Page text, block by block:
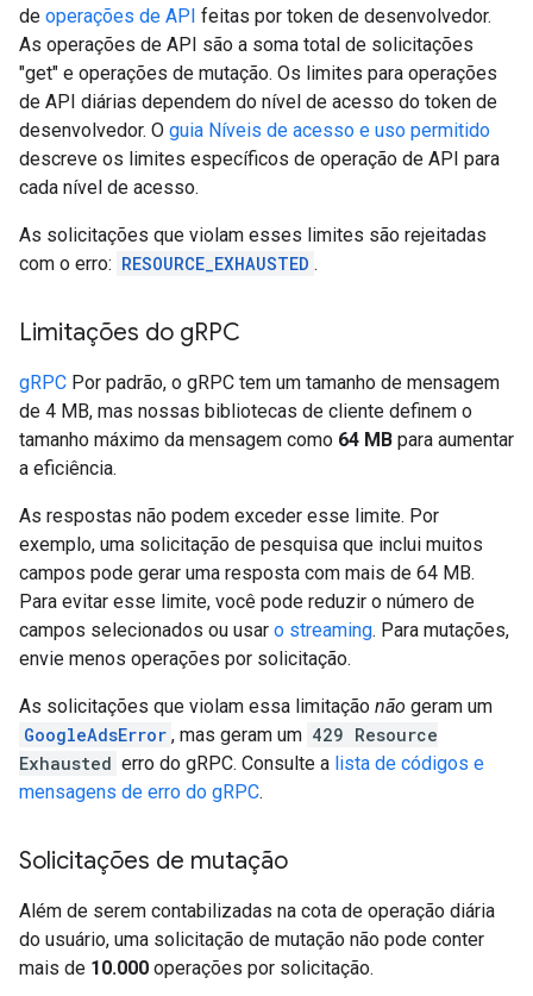
de operações de API feitas por token de desenvolvedor.
As operações de API são a soma total de solicitações
"get" e operações de mutação. Os limites para operações
de API diárias dependem do nível de acesso do token de
desenvolvedor. O guia Níveis de acesso e uso permitido
descreve os limites específicos de operação de API para
cada nível de acesso.
As solicitações que violam esses limites são rejeitadas
com o erro: RESOURCE_EXHAUSTED .
Limitações do gRPC
gRPC Por padrão, o gRPC tem um tamanho de mensagem
de 4 MB, mas nossas bibliotecas de cliente definem o
tamanho máximo da mensagem como 64 MB para aumentar
a eficiência.
As respostas não podem exceder esse limite. Por
exemplo, uma solicitação de pesquisa que inclui muitos
campos pode gerar uma resposta com mais de 64 MB.
Para evitar esse limite, você pode reduzir o número de
campos selecionados ou usar o streaming. Para mutações,
envie menos operações por solicitação.
As solicitações que violam essa limitação não geram um
GoogleAdsError , mas geram um 429 Resource
Exhausted erro do gRPC. Consulte a lista de códigos e
mensagens de erro do gRPC.
Solicitações de mutação
Além de serem contabilizadas na cota de operação diária
do usuário, uma solicitação de mutação não pode conter
mais de 10.000 operações por solicitação.